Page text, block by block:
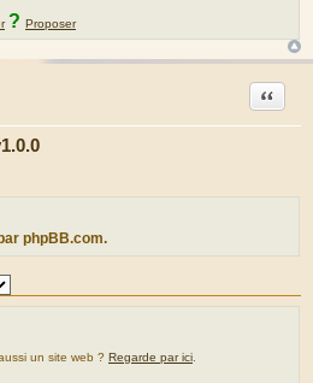
? Proposer
Citation
phpBB.com.
un site web ? Regarde par ici